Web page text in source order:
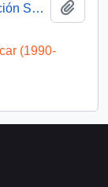
Discurso Presidente Aylwin en Convención Santiago: Video
(1990-